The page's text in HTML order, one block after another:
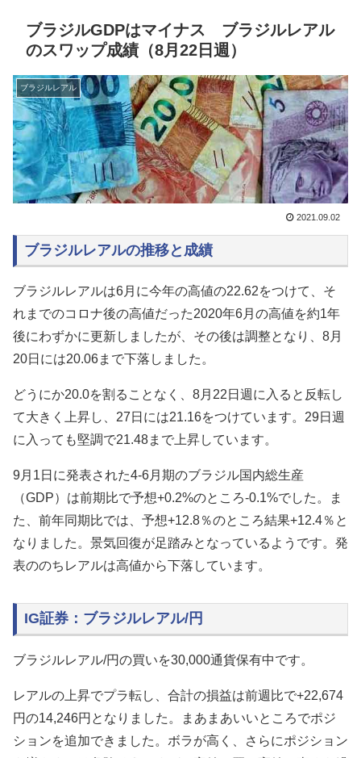
ブラジルGDPはマイナス ブラジルレアル
のスワップ成績（8月22日週）
ブラジルレアル
2021.09.02
ブラジルレアルの推移と成績
ブラジルレアルは6月に今年の高値の22.62をつけて、そ
れまでのコロナ後の高値だった2020年6月の高値を約1年
後にわずかに更新しましたが、その後は調整となり、8月
20日には20.06まで下落しました。
どうにか20.0を割ることなく、8月22日週に入ると反転し
て大きく上昇し、27日には21.16をつけています。29日週
に入っても堅調で21.48まで上昇しています。
9月1日に発表された4-6月期のブラジル国内総生産
（GDP）は前期比で予想+0.2%のところ-0.1%でした。ま
た、前年同期比では、予想+12.8％のところ結果+12.4％と
なりました。景気回復が足踏みとなっているようです。発
表ののちレアルは高値から下落しています。
IG証券：ブラジルレアル/円
ブラジルレアル/円の買いを30,000通貨保有中です。
レアルの上昇でプラ転し、合計の損益は前週比で+22,674
円の14,246円となりました。まあまあいいところでポジ
ションを追加できました。ボラが高く、さらにポジション